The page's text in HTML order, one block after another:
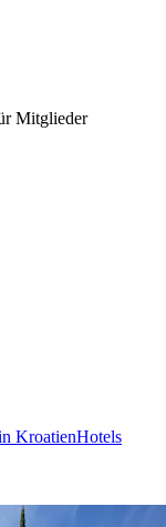
Mitglieder
KroatienHotels